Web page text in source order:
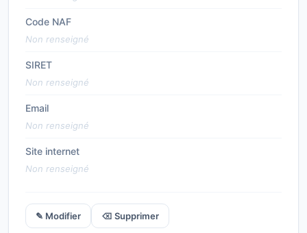
Code NAF
Non renseigné
SIRET
Non renseigné
Email
Non renseigné
Site internet
Non renseigné
✎ Modifier ⌫ Supprimer